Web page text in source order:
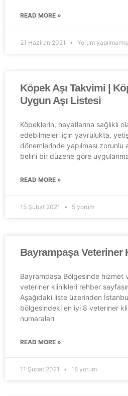
READ MORE »
21 Haziran 2021 Yorum yapılmamış
Köpek Aşı Takvimi |
Uygun Aşı Listesi
Köpeklerin, hayatlarına sağlıklı
edebilmeleri için yavrulukta,
dönemlerinde yapılması zorunlu
belirli bir düzene göre
READ MORE »
15 Şubat 2021 5 yorum
Bayrampaşa
Bayrampaşa Bölgesinde hizmet
veteriner klinikleri rehber
Aşağıdaki liste üzerinden
bölgesindeki en iyi 8 veteriner
numaraları
READ MORE »
11 Şubat 2021 18 yorum